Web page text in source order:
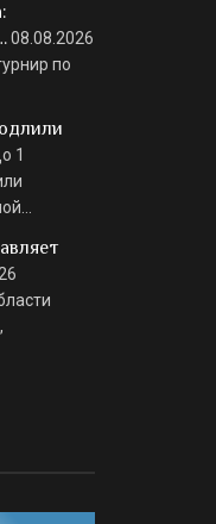
08.08.2026
по
1